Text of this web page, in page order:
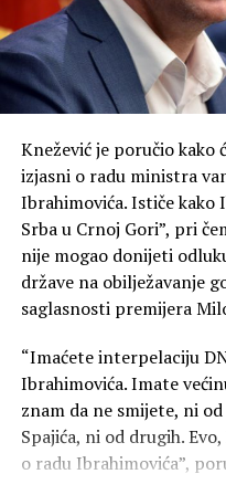
drže u rovovima, nego da
„Ponekad je najveća
postanemo ono protiv
pravoslavnoj crkvi“,
On je podsjetio na
Amfilohija, ističući
sabornosti i duhovnosti
„Da li danas mi, potomci
krenemo naprijed –
Naša današnja Fundina,
i srećno društvo.
Knežević je poručio kako
izjasni o radu ministra
Ibrahimovića. Ističe kako
Srba u Crnoj Gori”, pri
nije mogao donijeti
države na obilježavanje
saglasnosti premijera
“Imaćete interpelaciju
Ibrahimovića. Imate
znam da ne smijete, ni
Spajića, ni od drugih.
o radu Ibrahimovića”,